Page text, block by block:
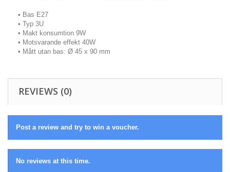
• Bas E27
• Typ 3U
• Makt konsumtion 9W
• Motsvarande effekt 40W
• Mått utan bas: Ø 45 x 90 mm
REVIEWS (0)
Post a review and try to win a voucher.
No reviews at this time.